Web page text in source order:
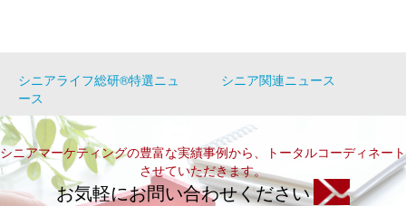
シニアライフ総研®特選ニュ
ース
シニア関連ニュース
シニアマーケティングの豊富な実績事例から、トータルコーディネート
させていただきます。
お気軽にお問い合わせください